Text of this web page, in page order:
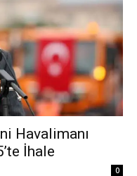
Havalimanı
İhale
0